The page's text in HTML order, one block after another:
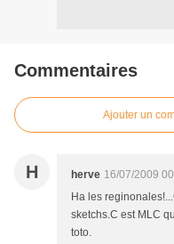
Commentaires
Ajouter un
H herve 16/07/2009
Ha les
sketchs.C est MLC
toto.